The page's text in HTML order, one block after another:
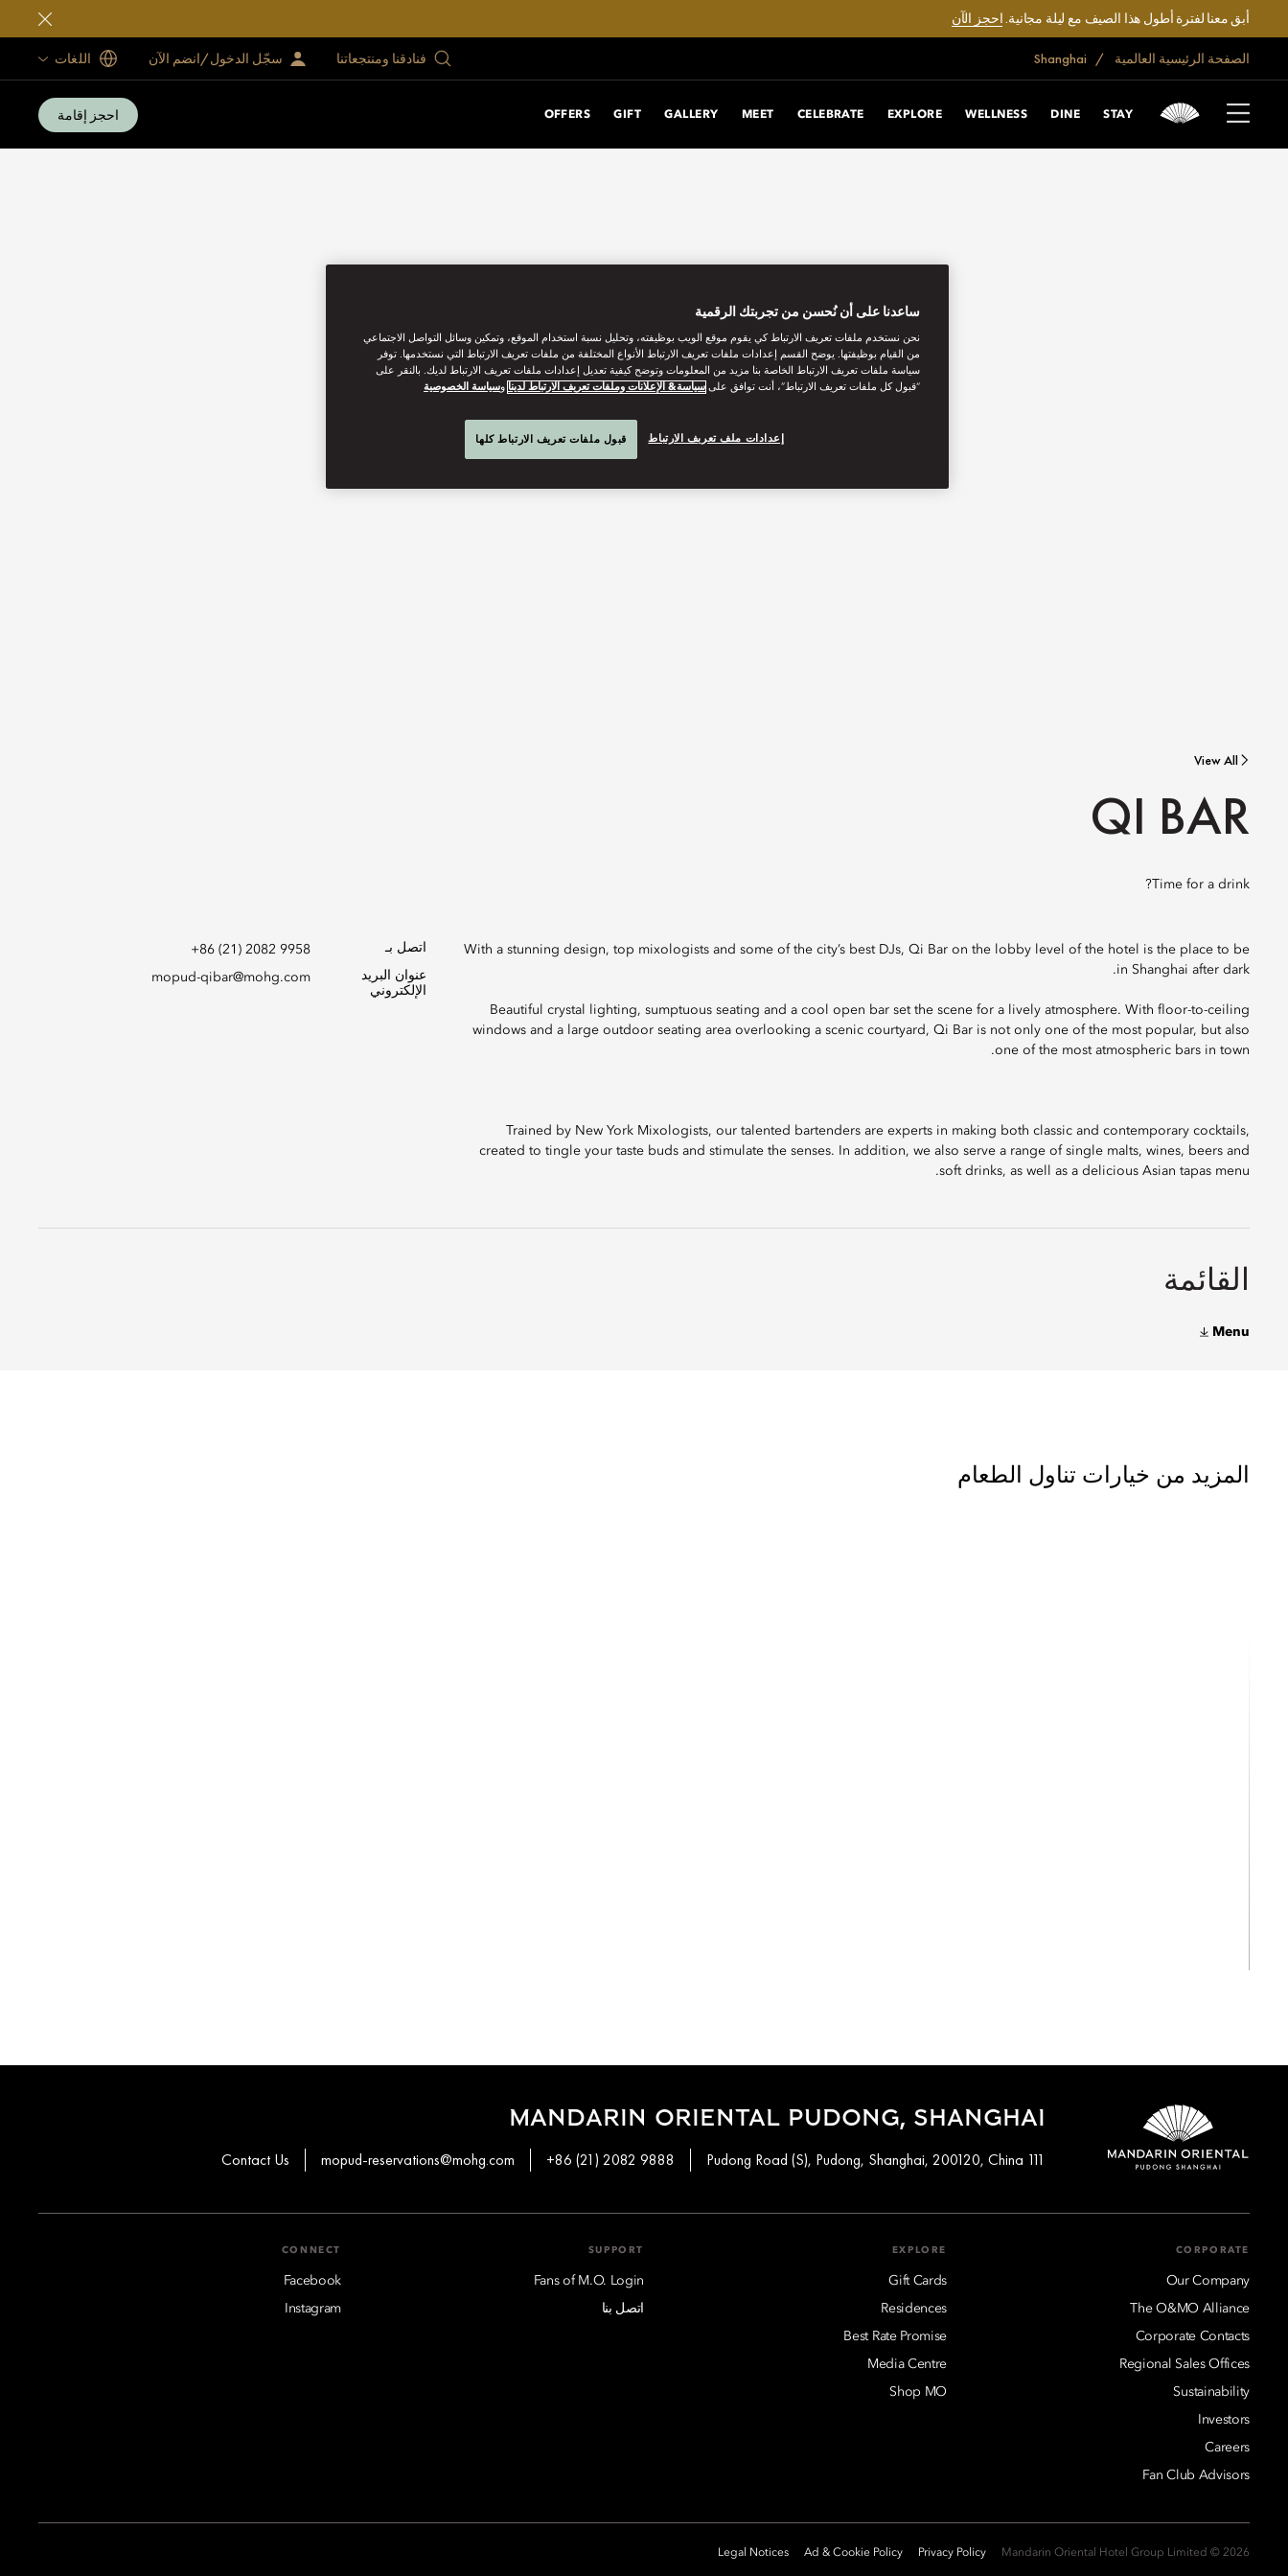
أبق معنا لفترة أطول هذا الصيف مع ليلة مجانية.احجز الآن
الصفحة الرئيسية العالمية فنادقنا ومنتجعاتنا سجّل الدخول/انضم الآن اللغات
STAY
DINE
WELLNESS
EXPLORE
CELEBRATE
MEET
GALLERY
GIFT
OFFERS احجز إقامة
View All
QI BAR
Time for a drink?
With a stunning design, top mixologists and some of the city’s best DJs, Qi Bar on the lobby level of the hotel is the place to be
in Shanghai after dark.
Beautiful crystal lighting, sumptuous seating and a cool open bar set the scene for a lively atmosphere. With floor-to-ceiling
windows and a large outdoor seating area overlooking a scenic courtyard, Qi Bar is not only one of the most popular, but also
one of the most atmospheric bars in town.
Trained by New York Mixologists, our talented bartenders are experts in making both classic and contemporary cocktails,
created to tingle your taste buds and stimulate the senses. In addition, we also serve a range of single malts, wines, beers and
soft drinks, as well as a delicious Asian tapas menu.
اتصل بـ
+86 (21) 2082 9958
عنوان البريد
الإلكتروني
mopud-qibar@mohg.com
القائمة
Menu
المزيد من خيارات تناول الطعام
MANDARIN ORIENTAL PUDONG, SHANGHAI
111 Pudong Road (S), Pudong, Shanghai, 200120, China
+86 (21) 2082 9888
mopud-reservations@mohg.com
Contact Us
CORPORATE
Our Company
The O&MO Alliance
Corporate Contacts
Regional Sales Offices
Sustainability
Investors
Careers
Fan Club Advisors
EXPLORE
Gift Cards
Residences
Best Rate Promise
Media Centre
Shop MO
SUPPORT
Fans of M.O. Login
اتصل بنا
CONNECT
Facebook
Instagram
2026 © Mandarin Oriental Hotel Group Limited
Privacy Policy
Ad & Cookie Policy
Legal Notices
ساعدنا على أن نُحسن من تجربتك الرقمية
نحن نستخدم ملفات تعريف الارتباط كي يقوم موقع الويب بوظيفته، وتحليل نسبة استخدام الموقع، وتمكين وسائل التواصل الاجتماعي
من القيام بوظيفتها. يوضح القسم إعدادات ملفات تعريف الارتباط الأنواع المختلفة من ملفات تعريف الارتباط التي نستخدمها. توفر
سياسة ملفات تعريف الارتباط الخاصة بنا مزيد من المعلومات وتوضح كيفية تعديل إعدادات ملفات تعريف الارتباط لديك. بالنقر على
“قبول كل ملفات تعريف الارتباط”، أنت توافق على سياسة& الإعلانات وملفات تعريف الارتباط لدينا وسياسة الخصوصية
إعدادات ملف تعريف الارتباط قبول ملفات تعريف الارتباط كلها